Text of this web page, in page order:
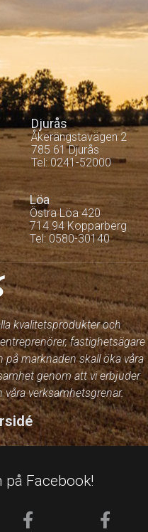
Djurås
Åkerängstavägen 2
785 61 Djurås
Tel: 0241-52000
Löa
Östra Löa 420
714 94 Kopparberg
Tel: 0580-30140
kvalitetsprodukter och
fastighetsägare
på marknaden skall öka våra
genom att vi erbjuder
verksamhetsgrenar.
på Facebook!